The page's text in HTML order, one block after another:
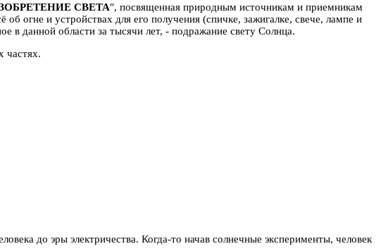
СВЕТА", посвященная природным источникам и приемникам
огне и устройствах для его получения (спичке, зажигалке, свече, лампе и
в данной области за тысячи лет, - подражание свету Солнца.
частях.
до эры электричества. Когда-то начав солнечные эксперименты, человек